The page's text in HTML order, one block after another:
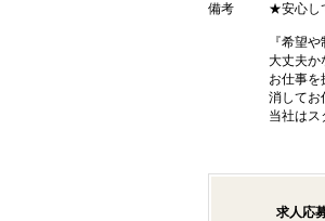
備考
★安心し
『希望
大丈夫か
お仕事
消してお
当社はス
求人応